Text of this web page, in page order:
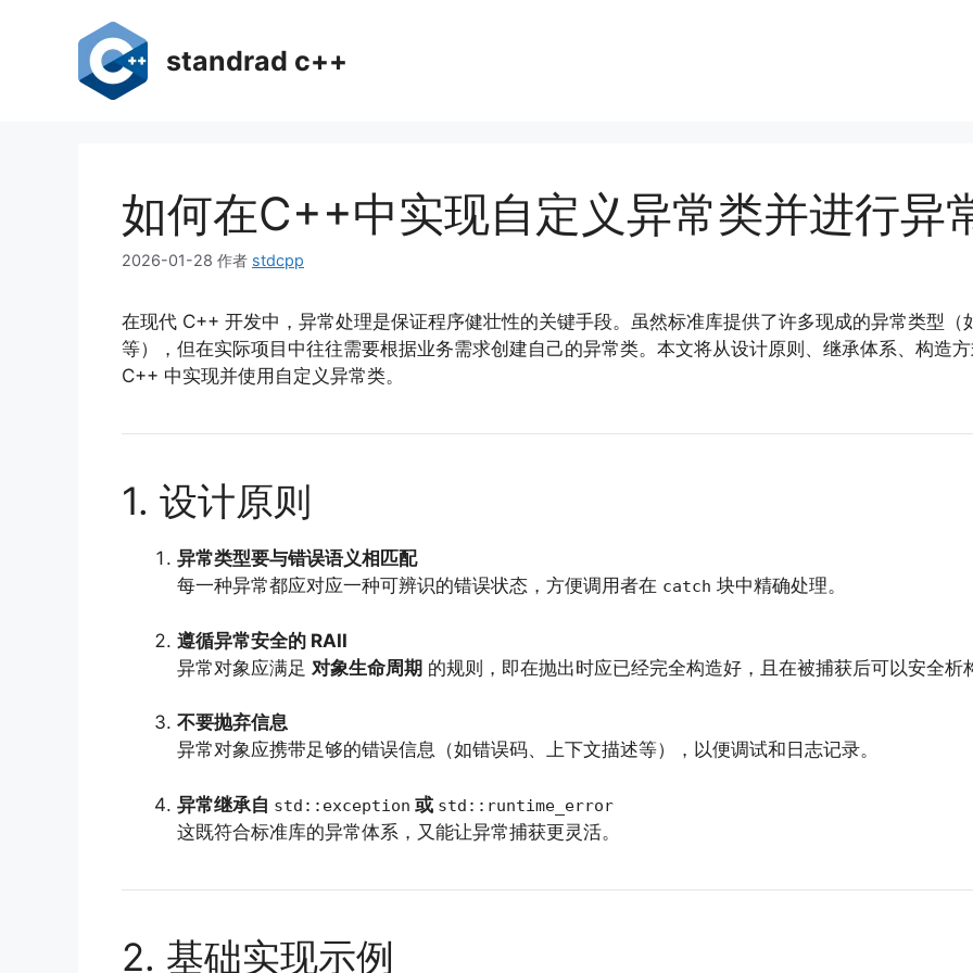
standrad c++
如何在C++中实现自定义异常类并进行异
2026-01-28 作者 stdcpp
在现代 C++ 开发中，异常处理是保证程序健壮性的关键手段。虽然标准库提供了许多现成的异常类型（
等），但在实际项目中往往需要根据业务需求创建自己的异常类。本文将从设计原则、继承体系、构造
C++ 中实现并使用自定义异常类。
1. 设计原则
异常类型要与错误语义相匹配
每一种异常都应对应一种可辨识的错误状态，方便调用者在 catch 块中精确处理。
遵循异常安全的 RAII
异常对象应满足 对象生命周期 的规则，即在抛出时应已经完全构造好，且在被捕获后可以安全析
不要抛弃信息
异常对象应携带足够的错误信息（如错误码、上下文描述等），以便调试和日志记录。
异常继承自 std::exception 或 std::runtime_error
这既符合标准库的异常体系，又能让异常捕获更灵活。
2. 基础实现示例